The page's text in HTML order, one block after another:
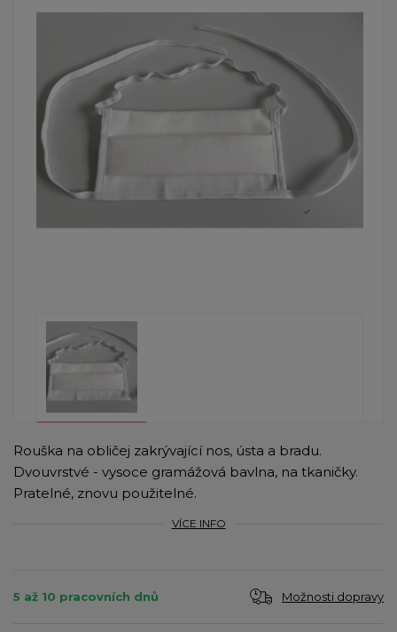
Rouška na obličej zakrývající nos, ústa a bradu.
Dvouvrstvé - vysoce gramážová bavlna, na tkaničky.
Pratelné, znovu použitelné.
VÍCE INFO
5 až 10 pracovních dnů Možnosti dopravy